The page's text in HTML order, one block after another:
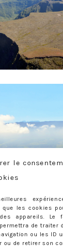
le
que les cookies
appareils.
de traiter
ou les ID
ou de retirer son